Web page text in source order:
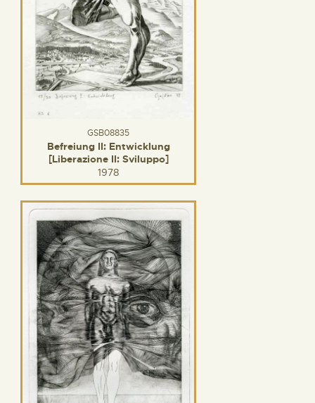
GSB08835
Befreiung II: Entwicklung
[Liberazione II: Sviluppo]
1978